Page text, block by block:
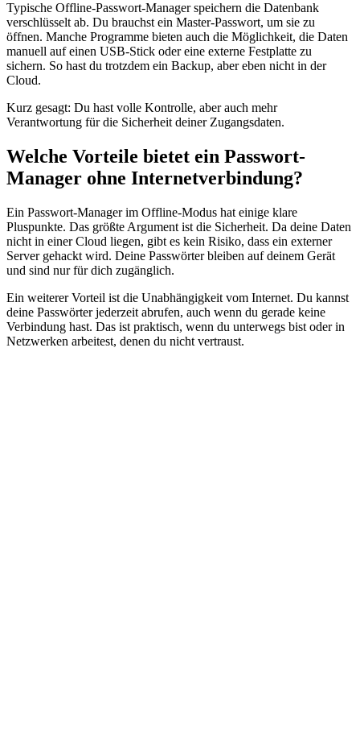
Typische Offline-Passwort-Manager speichern die Datenbank
verschlüsselt ab. Du brauchst ein Master-Passwort, um sie zu
öffnen. Manche Programme bieten auch die Möglichkeit, die Daten
manuell auf einen USB-Stick oder eine externe Festplatte zu
sichern. So hast du trotzdem ein Backup, aber eben nicht in der
Cloud.
Kurz gesagt: Du hast volle Kontrolle, aber auch mehr
Verantwortung für die Sicherheit deiner Zugangsdaten.
Welche Vorteile bietet ein Passwort-
Manager ohne Internetverbindung?
Ein Passwort-Manager im Offline-Modus hat einige klare
Pluspunkte. Das größte Argument ist die Sicherheit. Da deine Daten
nicht in einer Cloud liegen, gibt es kein Risiko, dass ein externer
Server gehackt wird. Deine Passwörter bleiben auf deinem Gerät
und sind nur für dich zugänglich.
Ein weiterer Vorteil ist die Unabhängigkeit vom Internet. Du kannst
deine Passwörter jederzeit abrufen, auch wenn du gerade keine
Verbindung hast. Das ist praktisch, wenn du unterwegs bist oder in
Netzwerken arbeitest, denen du nicht vertraust.